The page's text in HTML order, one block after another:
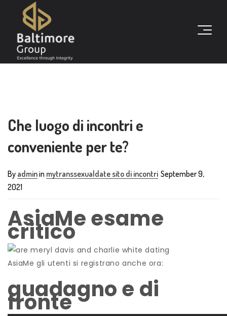
Che luogo di incontri e
conveniente per te?
By adminin mytranssexualdate sito di incontri September 9,
2021
AsiaMe esame
critico
AsiaMe gli utenti si registrano anche ora:
guadagno e di
fronte